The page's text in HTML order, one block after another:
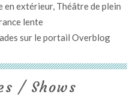
extérieur, Théâtre de plein
lente
sur le portail Overblog
/ Shows